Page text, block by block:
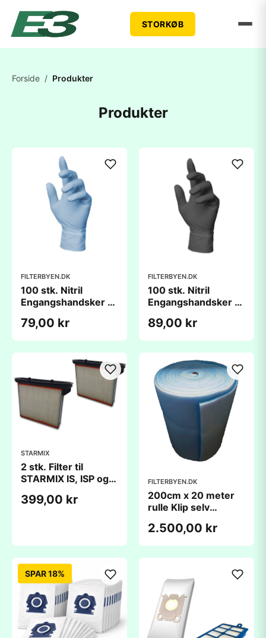
STORKØB
Forside / Produkter
Produkter
FILTERBYEN.DK
100 stk. Nitril
Engangshandsker |
79,00 kr
FILTERBYEN.DK
100 stk. Nitril
Engangshandsker |
89,00 kr
STARMIX
2 stk. Filter til
STARMIX IS, ISP og
klasse
399,00 kr
FILTERBYEN.DK
200cm x 20 meter
rulle Klip selv
- Eco-Blue (G4)
2.500,00 kr
SPAR 18%